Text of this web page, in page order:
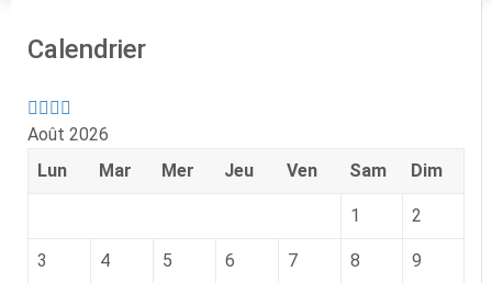
Calendrier
Août 2026
Lun
Mar Mer Jeu Ven Sam Dim
1 2
3 4 5 6 7 8 9